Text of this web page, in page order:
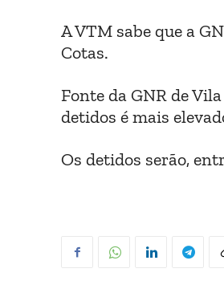
A VTM sabe que a
Cotas.
Fonte da GNR de
detidos é mais
Os detidos serão,